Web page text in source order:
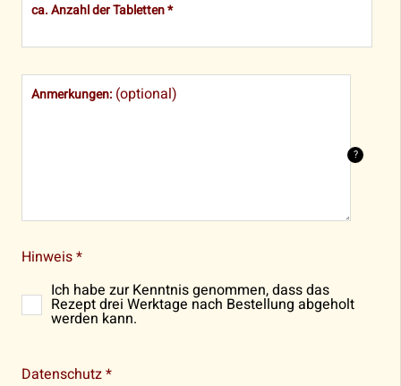
ca. Anzahl der Tabletten *
Anmerkungen: (optional)
Hinweis *
Ich habe zur Kenntnis genommen, dass das
Rezept drei Werktage nach Bestellung abgeholt
werden kann.
Datenschutz *